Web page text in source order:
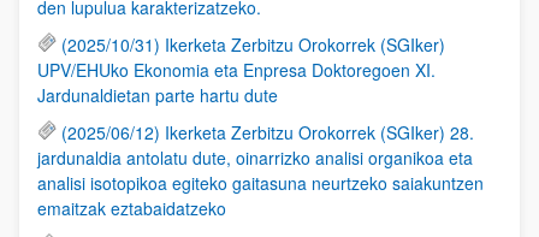
den lupulua karakterizatzeko.
(2025/10/31) Ikerketa Zerbitzu Orokorrek (SGIker)
UPV/EHUko Ekonomia eta Enpresa Doktoregoen XI.
Jardunaldietan parte hartu dute
(2025/06/12) Ikerketa Zerbitzu Orokorrek (SGIker) 28.
jardunaldia antolatu dute, oinarrizko analisi organikoa eta
analisi isotopikoa egiteko gaitasuna neurtzeko saiakuntzen
emaitzak eztabaidatzeko